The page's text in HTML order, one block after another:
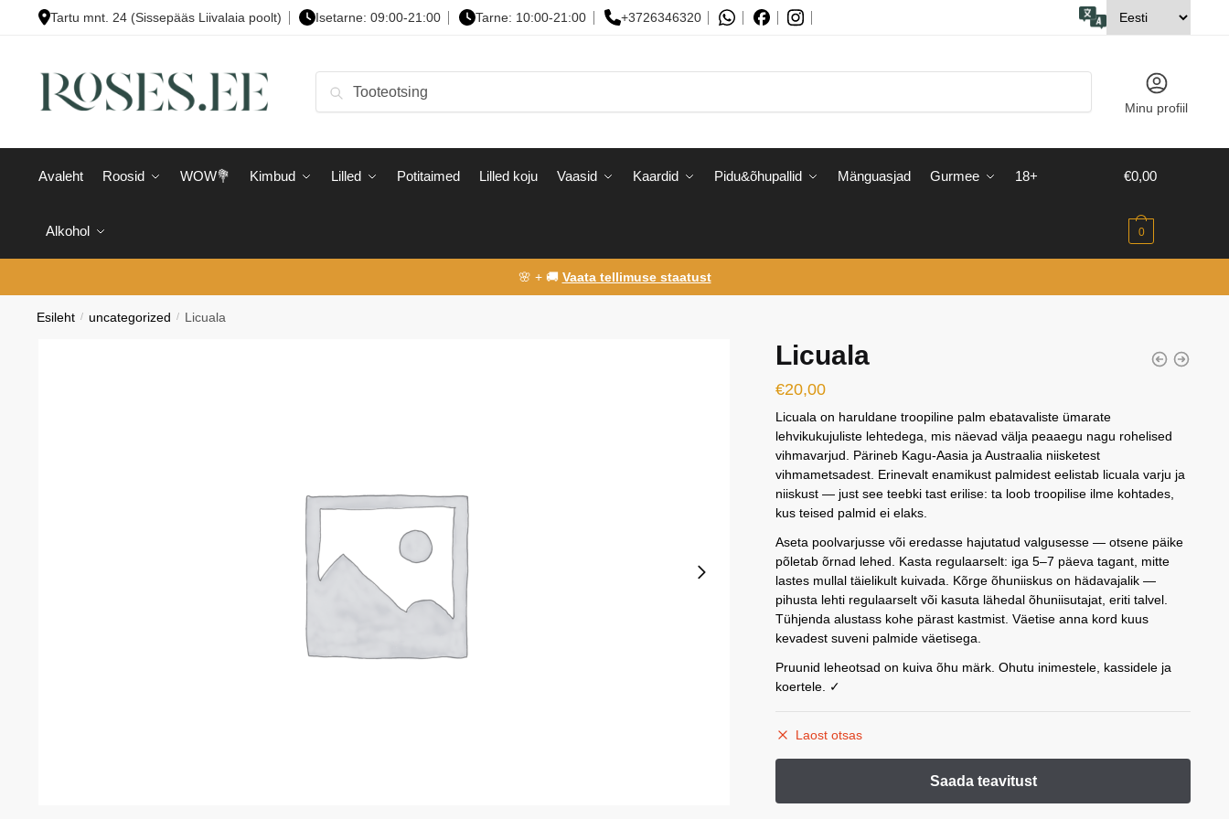
Tartu mnt. 24 (Sissepääs Liivalaia poolt) Isetarne: 09:00-21:00 Tarne: 10:00-21:00 +3726346320
Otsi
Minu profiil
Avaleht Roosid WOW💐 Kimbud Lilled Potitaimed Lilled koju Vaasid Kaardid Pidu&õhupallid Mänguasjad Gurmee 18+
Alkohol
€0,00
0
🌸 + 🚚 Vaata tellimuse staatust
Esileht / uncategorized / Licuala
Licuala
€20,00
Licuala on haruldane troopiline palm ebatavaliste ümarate
lehvikukujuliste lehtedega, mis näevad välja peaaegu nagu rohelised
vihmavarjud. Pärineb Kagu-Aasia ja Austraalia niisketest
vihmametsadest. Erinevalt enamikust palmidest eelistab licuala varju ja
niiskust — just see teebki tast erilise: ta loob troopilise ilme kohtades,
kus teised palmid ei elaks.
Aseta poolvarjusse või eredasse hajutatud valgusesse — otsene päike
põletab õrnad lehed. Kasta regulaarselt: iga 5–7 päeva tagant, mitte
lastes mullal täielikult kuivada. Kõrge õhuniiskus on hädavajalik —
pihusta lehti regulaarselt või kasuta lähedal õhuniisutajat, eriti talvel.
Tühjenda alustass kohe pärast kastmist. Väetise anna kord kuus
kevadest suveni palmide väetisega.
Pruunid leheotsad on kuiva õhu märk. Ohutu inimestele, kassidele ja
koertele. ✓
Laost otsas